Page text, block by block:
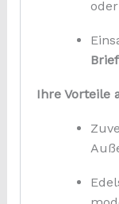
Ihre Vorteile